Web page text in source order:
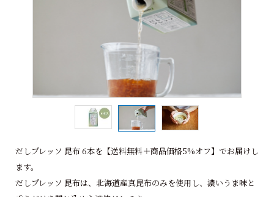
だしプレッソ 昆布 6本を【送料無料＋商品価格5%オフ】でお届けし
ます。
だしプレッソ 昆布は、北海道産真昆布のみを使用し、濃いうま味と